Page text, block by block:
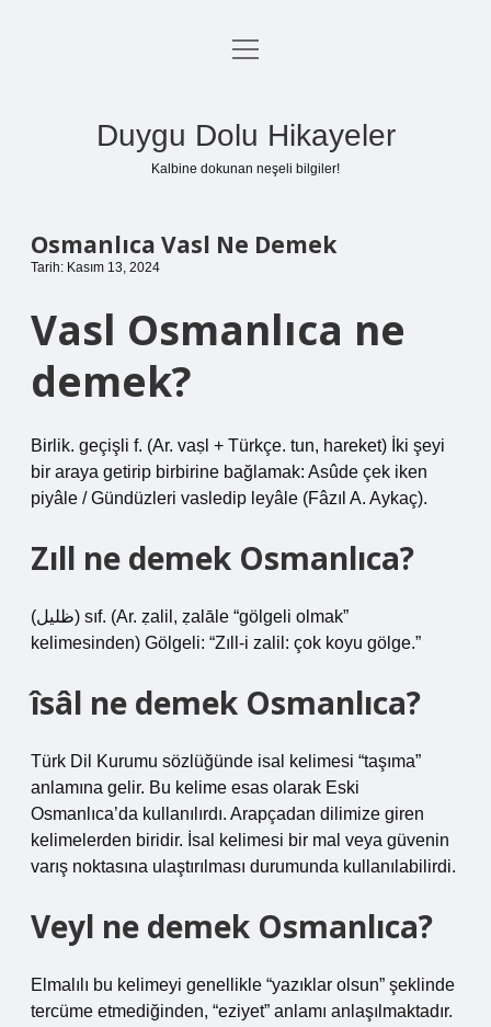
Anasayfa
menüyü
Duygu Dolu Hikayeler
Kalbine dokunan neşeli bilgiler!
Osmanlıca Vasl Ne Demek
Tarih: Kasım 13, 2024
Vasl Osmanlıca ne
demek?
Birlik. geçişli f. (Ar. vaṣl + Türkçe. tun, hareket) İki şeyi
bir araya getirip birbirine bağlamak: Asûde çek iken
piyâle / Gündüzleri vasledip leyâle (Fâzıl A. Aykaç).
Zıll ne demek Osmanlıca?
(ﻇﻠﻴﻞ) sıf. (Ar. ẓalіl, ẓalāle “gölgeli olmak”
kelimesinden) Gölgeli: “Zıll-i zalil: çok koyu gölge.”
îsâl ne demek Osmanlıca?
Türk Dil Kurumu sözlüğünde isal kelimesi “taşıma”
anlamına gelir. Bu kelime esas olarak Eski
Osmanlıca’da kullanılırdı. Arapçadan dilimize giren
kelimelerden biridir. İsal kelimesi bir mal veya güvenin
varış noktasına ulaştırılması durumunda kullanılabilirdi.
Veyl ne demek Osmanlıca?
Elmalılı bu kelimeyi genellikle “yazıklar olsun” şeklinde
tercüme etmediğinden, “eziyet” anlamı anlaşılmaktadır.